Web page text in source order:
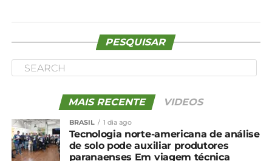
PESQUISAR
MAIS RECENTE VIDEOS
BRASIL 1 dia ago
Tecnologia norte-americana de análise
de solo pode auxiliar produtores
paranaenses Em viagem técnica